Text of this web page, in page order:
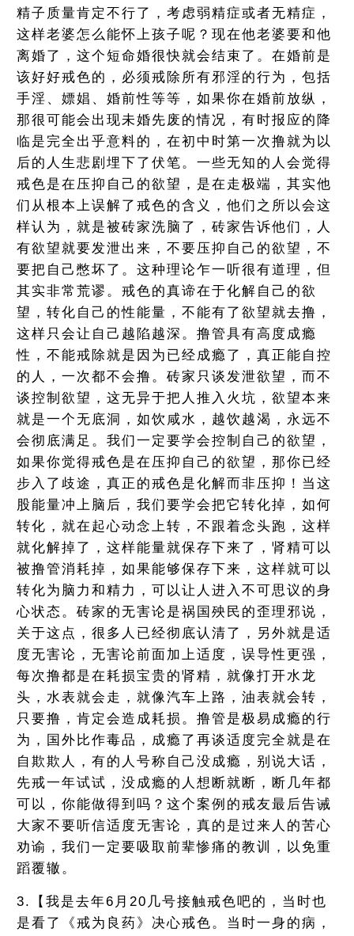
精子质量肯定不行了，考虑弱精症或者无精症，
这样老婆怎么能怀上孩子呢？现在他老婆要和他
离婚了，这个短命婚很快就会结束了。在婚前是
该好好戒色的，必须戒除所有邪淫的行为，包括
手淫、嫖娼、婚前性等等，如果你在婚前放纵，
那很可能会出现未婚先废的情况，有时报应的降
临是完全出乎意料的，在初中时第一次撸就为以
后的人生悲剧埋下了伏笔。一些无知的人会觉得
戒色是在压抑自己的欲望，是在走极端，其实他
们从根本上误解了戒色的含义，他们之所以会这
样认为，就是被砖家洗脑了，砖家告诉他们，人
有欲望就要发泄出来，不要压抑自己的欲望，不
要把自己憋坏了。这种理论乍一听很有道理，但
其实非常荒谬。戒色的真谛在于化解自己的欲
望，转化自己的性能量，不能有了欲望就去撸，
这样只会让自己越陷越深。撸管具有高度成瘾
性，不能戒除就是因为已经成瘾了，真正能自控
的人，一次都不会撸。砖家只谈发泄欲望，而不
谈控制欲望，这无异于把人推入火坑，欲望本来
就是一个无底洞，如饮咸水，越饮越渴，永远不
会彻底满足。我们一定要学会控制自己的欲望，
如果你觉得戒色是在压抑自己的欲望，那你已经
步入了歧途，真正的戒色是化解而非压抑！当这
股能量冲上脑后，我们要学会把它转化掉，如何
转化，就在起心动念上转，不跟着念头跑，这样
就化解掉了，这样能量就保存下来了，肾精可以
被撸管消耗掉，如果能够保存下来，这样就可以
转化为脑力和精力，可以让人进入不可思议的身
心状态。砖家的无害论是祸国殃民的歪理邪说，
关于这点，很多人已经彻底认清了，另外就是适
度无害论，无害论前面加上适度，误导性更强，
每次撸都是在耗损宝贵的肾精，就像打开水龙
头，水表就会走，就像汽车上路，油表就会转，
只要撸，肯定会造成耗损。撸管是极易成瘾的行
为，国外比作毒品，成瘾了再谈适度完全就是在
自欺欺人，有的人号称自己没成瘾，别说大话，
先戒一年试试，没成瘾的人想断就断，断几年都
可以，你能做得到吗？这个案例的戒友最后告诫
大家不要听信适度无害论，真的是过来人的苦心
劝谕，我们一定要吸取前辈惨痛的教训，以免重
蹈覆辙。
3.【我是去年6月20几号接触戒色吧的，当时也
是看了《戒为良药》决心戒色。当时一身的病，